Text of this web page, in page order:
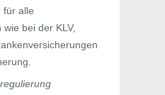
für alle
bei der KLV,